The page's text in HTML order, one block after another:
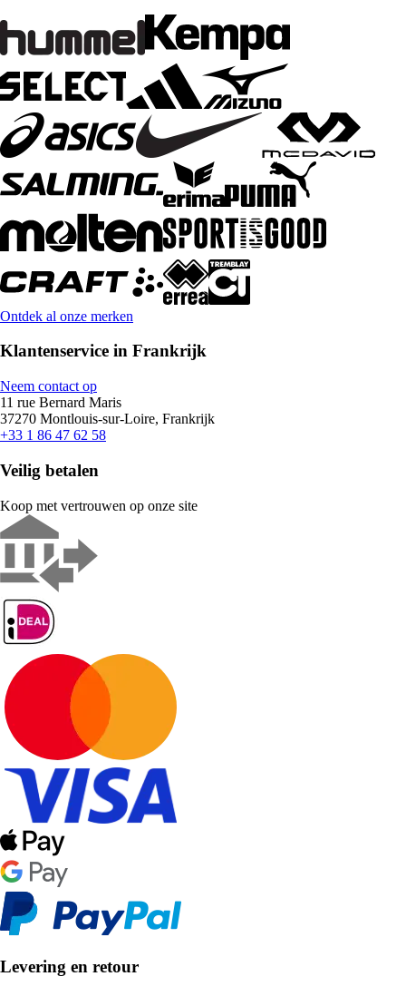
Ontdek al onze merken
Klantenservice in Frankrijk
Neem contact op
11 rue Bernard Maris
37270 Montlouis-sur-Loire, Frankrijk
+33 1 86 47 62 58
Veilig betalen
Koop met vertrouwen op onze site
Levering en retour